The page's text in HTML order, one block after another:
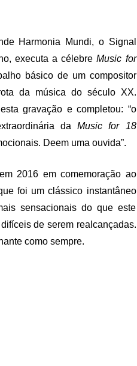
Harmonia Mundi, o Signal
executa a célebreMusic for
básico de um compositor
da música do século XX.
gravação e completou: “o
daMusic for 18
Deem uma ouvida”.
2016 em comemoração ao
foi um clássico instantâneo
sensacionais do que este
de serem realcançadas.
como sempre.